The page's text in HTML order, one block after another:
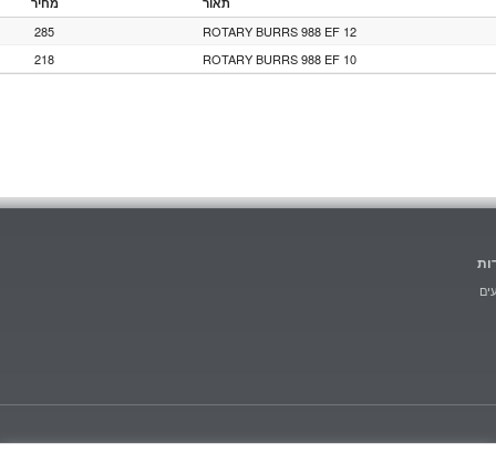
ROTARY BURRS 988 EF 12
285
ROTARY BURRS 988 EF 10
218